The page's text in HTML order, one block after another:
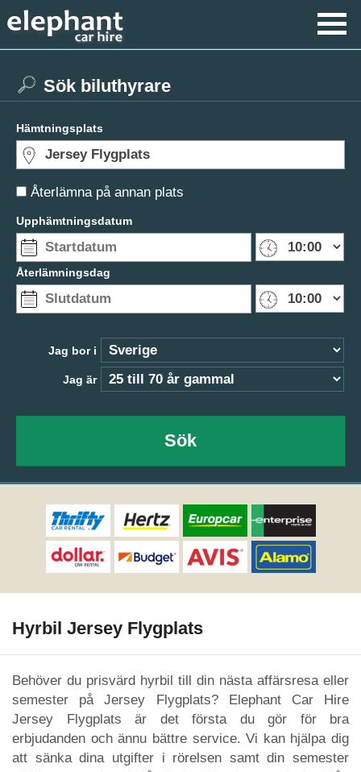
Återlämna på annan plats
Sök biluthyrare
Hämtningsplats
Upphämtningsdatum
Återlämningsdag
Jag bor i
Jag är
Sök
Hyrbil Jersey Flygplats
Behöver du prisvärd hyrbil till din nästa affärsresa eller
semester på Jersey Flygplats? Elephant Car Hire
Jersey Flygplats är det första du gör för bra
erbjudanden och ännu bättre service. Vi kan hjälpa dig
att sänka dina utgifter i rörelsen samt din semester